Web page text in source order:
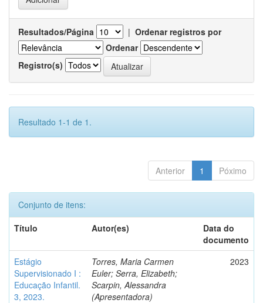
Resultados/Página | Ordenar registros por
Ordenar
Registro(s)
Resultado 1-1 de 1.
Anterior 1 Póximo
Conjunto de itens:
Título
Autor(es)
Data do
documento
Estágio
Supervisionado I :
Educação Infantil.
3, 2023.
Torres, Maria Carmen
Euler; Serra, Elizabeth;
Scarpin, Alessandra
(Apresentadora)
2023